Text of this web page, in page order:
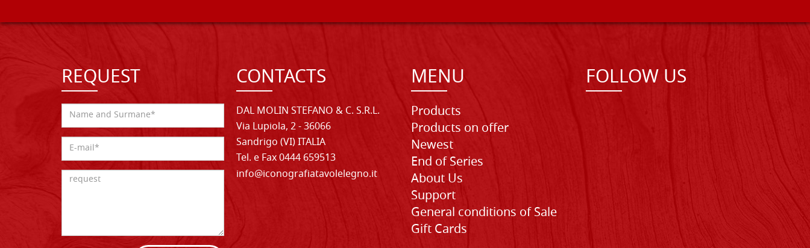
REQUEST CONTACTS
DAL MOLIN STEFANO & C. S.R.L.
Via Lupiola, 2 - 36066
Sandrigo (VI) ITALIA
Tel. e Fax 0444 659513
info@iconografiatavolelegno.it
MENU
Products
Products on offer
Newest
End of Series
About Us
Support
General conditions of Sale
Gift Cards
FOLLOW US